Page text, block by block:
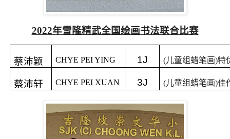
2022年雪隆精武全国绘画书法联合比赛
蔡沛颖 CHYE PEI YING 1J (儿童组蜡笔画)特
蔡沛轩 CHYE PEI XUAN 3J (儿童组蜡笔画)佳